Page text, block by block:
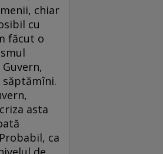
chiar
cu
făcut o
asta
ca